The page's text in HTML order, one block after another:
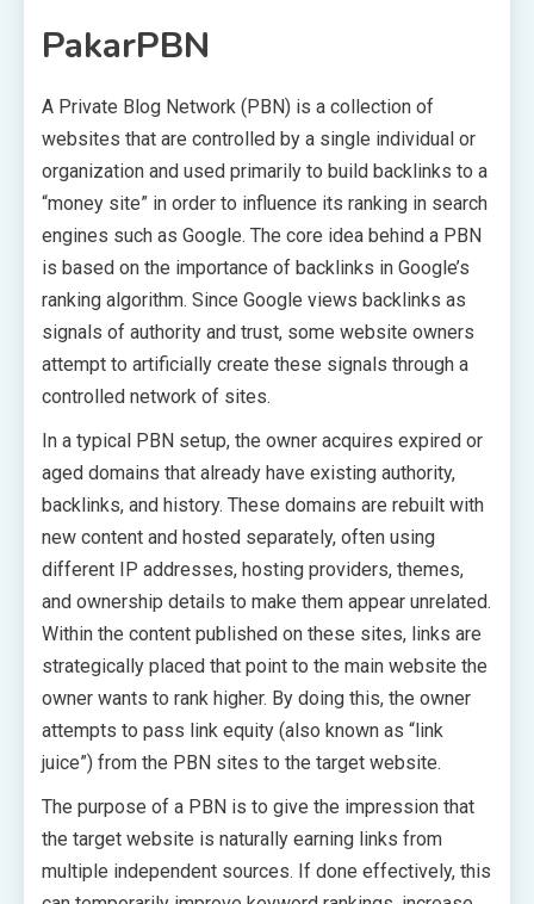
PakarPBN
A Private Blog Network (PBN) is a collection of
websites that are controlled by a single individual or
organization and used primarily to build backlinks to a
“money site” in order to influence its ranking in search
engines such as Google. The core idea behind a PBN
is based on the importance of backlinks in Google’s
ranking algorithm. Since Google views backlinks as
signals of authority and trust, some website owners
attempt to artificially create these signals through a
controlled network of sites.
In a typical PBN setup, the owner acquires expired or
aged domains that already have existing authority,
backlinks, and history. These domains are rebuilt with
new content and hosted separately, often using
different IP addresses, hosting providers, themes,
and ownership details to make them appear unrelated.
Within the content published on these sites, links are
strategically placed that point to the main website the
owner wants to rank higher. By doing this, the owner
attempts to pass link equity (also known as “link
juice”) from the PBN sites to the target website.
The purpose of a PBN is to give the impression that
the target website is naturally earning links from
multiple independent sources. If done effectively, this